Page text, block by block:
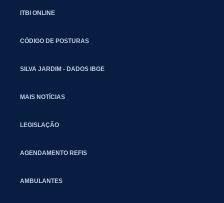
ITBI ONLINE
CÓDIGO DE POSTURAS
SILVA JARDIM - DADOS IBGE
MAIS NOTÍCIAS
LEGISLAÇÃO
AGENDAMENTO REFIS
AMBULANTES